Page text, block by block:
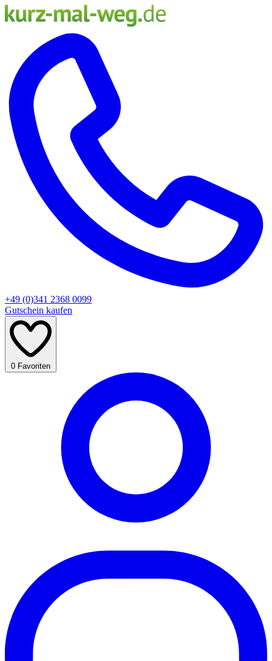
+49 (0)341 2368 0099
Gutschein kaufen
0 Favoriten